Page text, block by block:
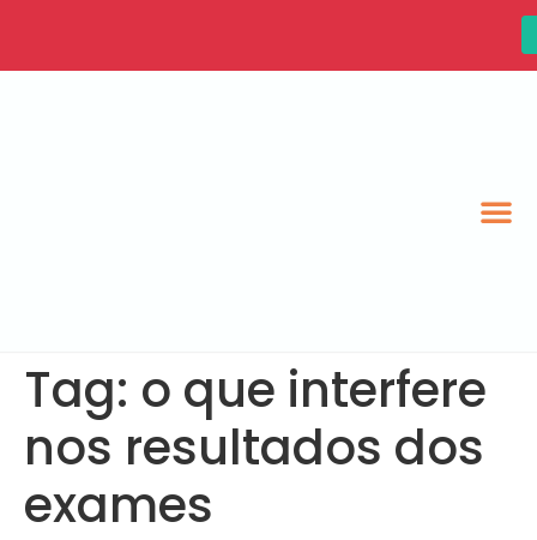
Tag: o que interfere
nos resultados dos
exames